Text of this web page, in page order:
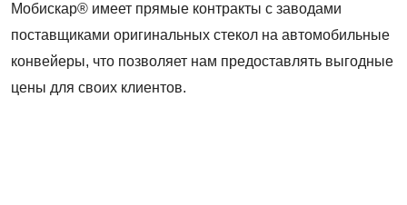
Мобискар® имеет прямые контракты с заводами
поставщиками оригинальных стекол на автомобильные
конвейеры, что позволяет нам предоставлять выгодные
цены для своих клиентов.